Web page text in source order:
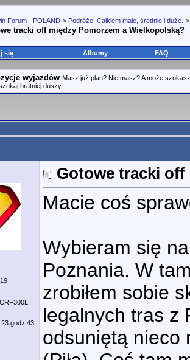
Forum - POLAND > Podróże. Całkiem małe, średnie i duże.
tracki off między Pomorzem a Wielkopolską?
się Albumy FAQ
wyjazdów Masz już plan? Nie masz? A może
bratniej duszy...
godz 43
Gotowe tracki off
Macie coś
Wybieram się
Poznania. W
zrobiłem sobie
legalnych tras z
odsuniętą nieco